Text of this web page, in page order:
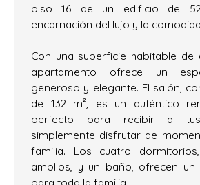
piso 16 de un edificio de
encarnación del lujo y la
Con una superficie habitable de
apartamento ofrece un
generoso y elegante. El salón,
de 132 m², es un auténtico
perfecto para recibir a
simplemente disfrutar de
familia. Los cuatro
amplios, y un baño, ofrecen
para toda la familia.